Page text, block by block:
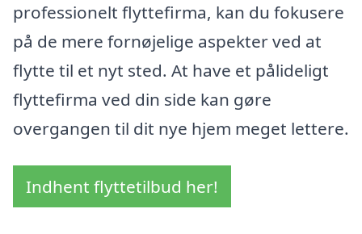
professionelt flyttefirma, kan du fokusere
på de mere fornøjelige aspekter ved at
flytte til et nyt sted. At have et pålideligt
flyttefirma ved din side kan gøre
overgangen til dit nye hjem meget lettere.
Indhent flyttetilbud her!